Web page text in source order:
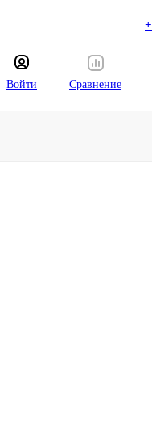
Войти Сравнение